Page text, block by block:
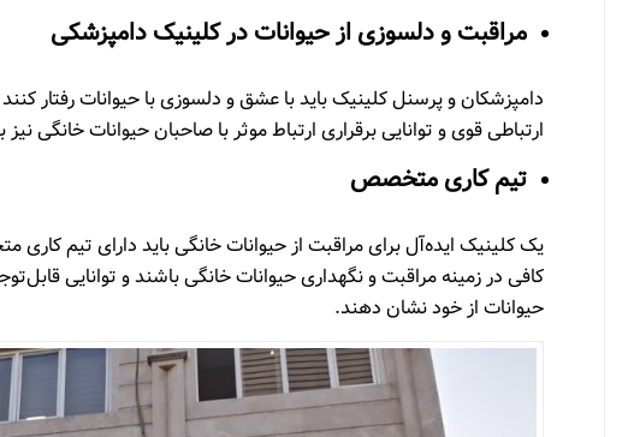
مراقبت و دلسوزی از حیوانات در کلینیک دامپزشکی
دامپزشکان و پرسنل کلینیک باید با عشق و دلسوزی با حیوانات رفتار
ارتباطی قوی و توانایی برقراری ارتباط موثر با صاحبان حیوانات خانگی
تیم کاری متخصص
یک کلینیک ایده‌آل برای مراقبت از حیوانات خانگی باید دارای تیم
کافی در زمینه مراقبت و نگهداری حیوانات خانگی باشند و توانایی
حیوانات از خود نشان دهند.